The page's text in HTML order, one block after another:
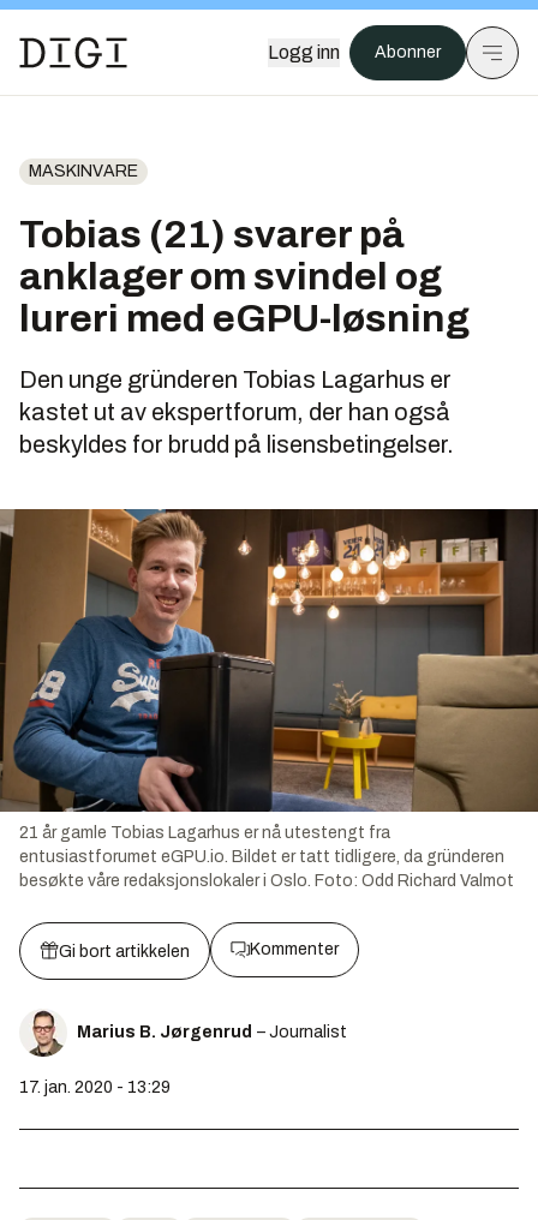
Logg inn Abonner
MASKINVARE
Tobias (21) svarer på
anklager om svindel og
lureri med eGPU-løsning
Den unge gründeren Tobias Lagarhus er
kastet ut av ekspertforum, der han også
beskyldes for brudd på lisensbetingelser.
21 år gamle Tobias Lagarhus er nå utestengt fra
entusiastforumet eGPU.io. Bildet er tatt tidligere, da gründeren
besøkte våre redaksjonslokaler i Oslo. Foto: Odd Richard Valmot
Gi bort artikkelen Kommenter
Marius B. Jørgenrud – Journalist
17. jan. 2020 - 13:29